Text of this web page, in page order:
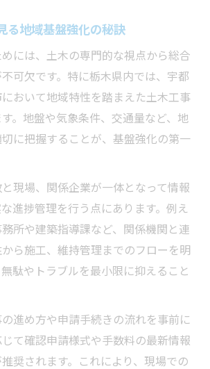
る地域基盤強化の秘訣
には、土木の専門的な視点から総合
可欠です。特に栃木県内では、宇都
おいて地域特性を踏まえた土木工事
。地盤や気象条件、交通量など、地
に把握することが、基盤強化の第一
現場、関係企業が一体となって情報
進捗管理を行う点にあります。例え
所や建築指導課など、関係機関と連
ら施工、維持管理までのフローを明
駄やトラブルを最小限に抑えること
進め方や申請手続きの流れを事前に
て確認申請様式や手数料の最新情報
奨されます。これにより、現場での